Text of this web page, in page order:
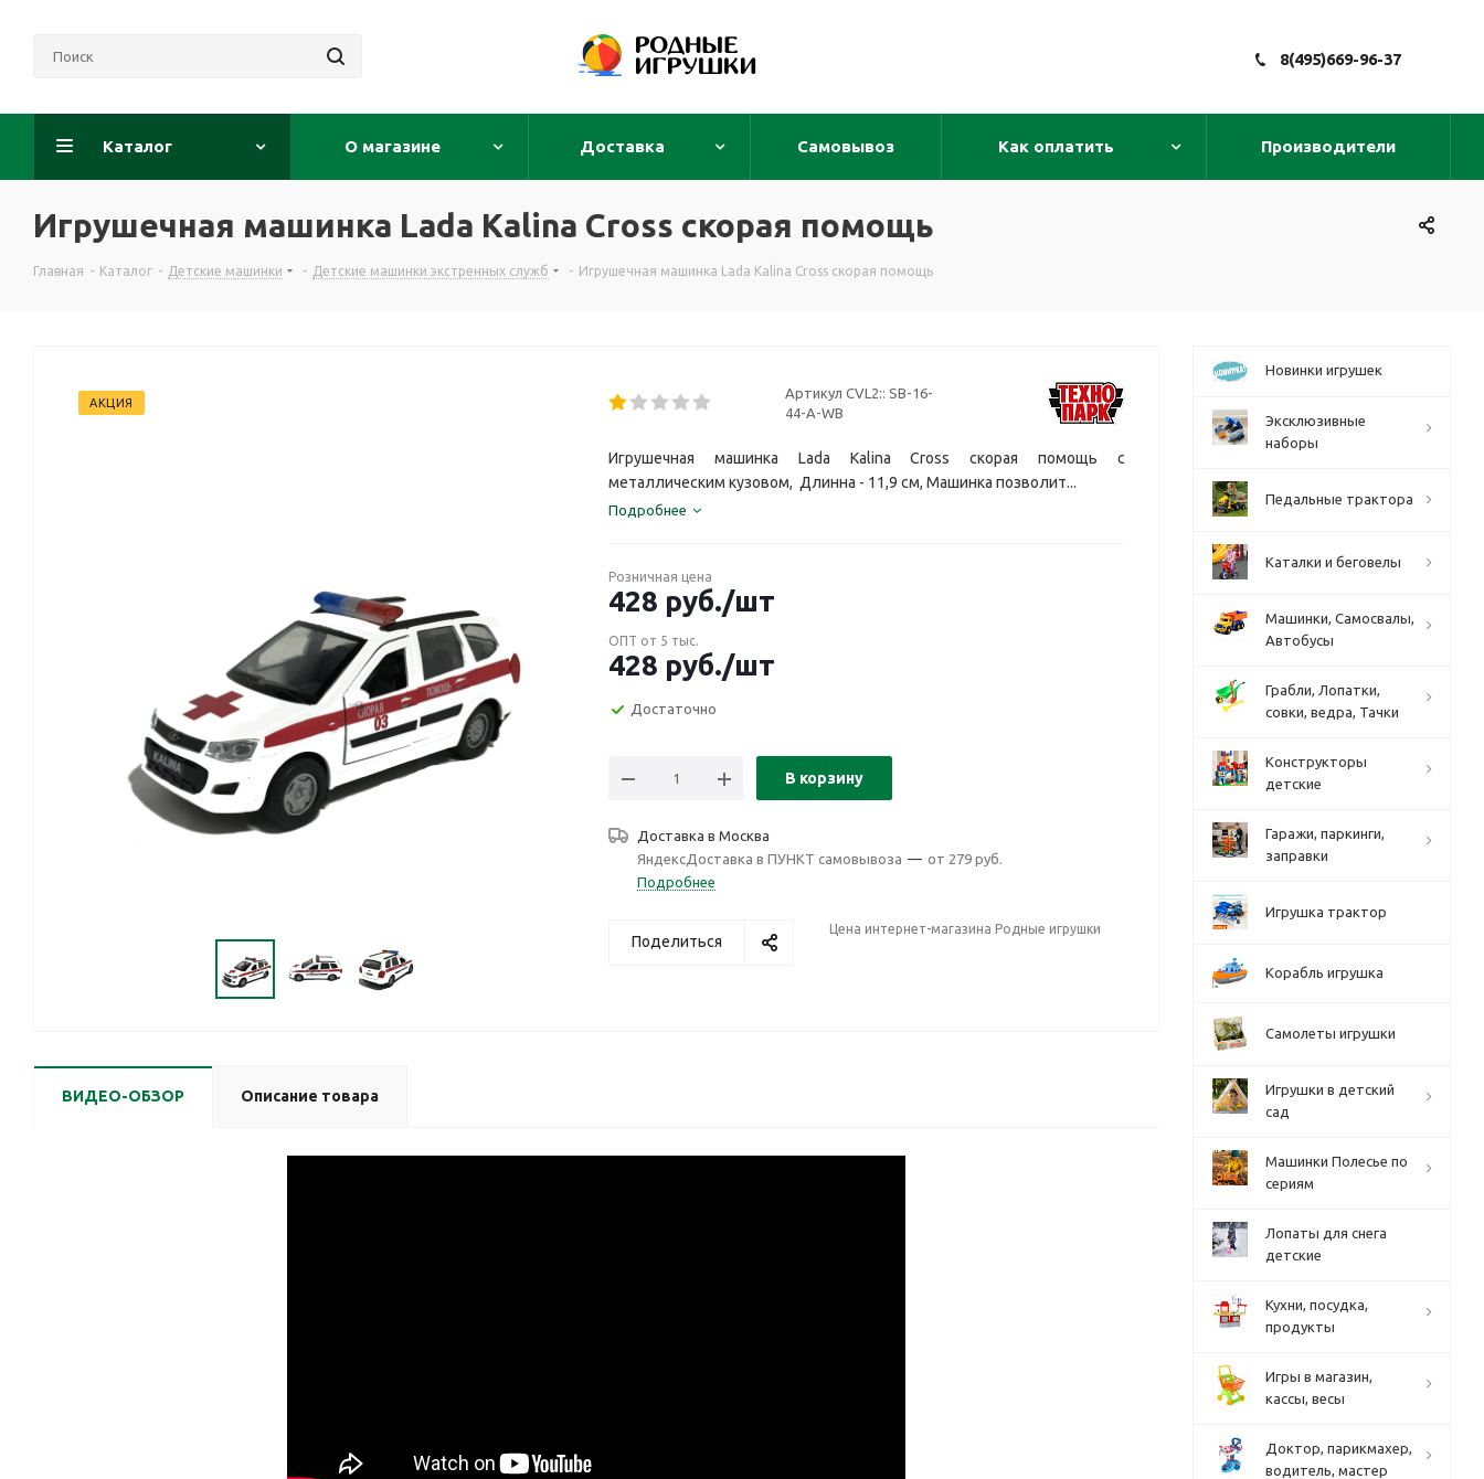
8(495)669-96-37
Каталог О магазине Доставка Самовывоз Как оплатить Производители
Игрушечная машинка Lada Kalina Cross скорая помощь
Главная - Каталог - Детские машинки - Детские машинки экстренных служб - Игрушечная машинка Lada Kalina Cross скорая помощь
АКЦИЯ
Артикул CVL2:: SB-16-
44-A-WB
Игрушечная машинка Lada Kalina Cross скорая помощь с
металлическим кузовом, Длинна - 11,9 см, Машинка позволит...
Подробнее
Розничная цена
428 руб./шт
ОПТ от 5 тыс.
428 руб./шт
Достаточно
В корзину
Доставка в Москва
ЯндексДоставка в ПУНКТ самовывоза — от 279 руб.
Подробнее
Поделиться
Цена интернет-магазина Родные игрушки
ВИДЕО-ОБЗОР Описание товара
Новинки игрушек
Эксклюзивные
наборы
Педальные трактора
Каталки и беговелы
Машинки, Самосвалы,
Автобусы
Грабли, Лопатки,
совки, ведра, Тачки
Конструкторы
детские
Гаражи, паркинги,
заправки
Игрушка трактор
Корабль игрушка
Самолеты игрушки
Игрушки в детский
сад
Машинки Полесье по
сериям
Лопаты для снега
детские
Кухни, посудка,
продукты
Игры в магазин,
кассы, весы
Доктор, парикмахер,
водитель, мастер